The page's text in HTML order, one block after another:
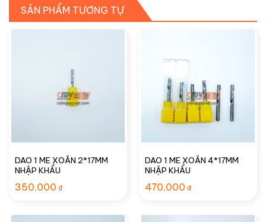
SẢN PHẨM TƯƠNG TỰ
DAO 1 ME XOẮN 2*17MM
NHẬP KHẨU
350,000 ₫
DAO 1 ME XOẮN 4*17MM
NHẬP KHẨU
470,000 ₫